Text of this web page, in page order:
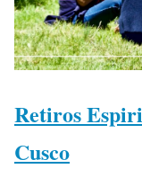
Retiros
Cusco